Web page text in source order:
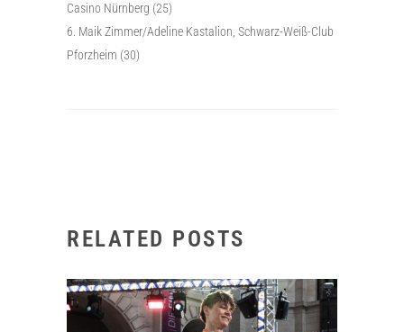
Casino Nürnberg (25)
Maik Zimmer/Adeline Kastalion, Schwarz-Weiß-Club
Pforzheim (30)
RELATED POSTS